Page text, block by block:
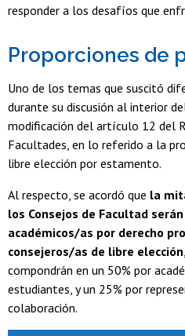
responder a los desafíos que
Proporciones de
Uno de los temas que suscitó
durante su discusión al interior
modificación del artículo 12 del
Facultades, en lo referido a la
libre elección por estamento.
Al respecto, se acordó que la
los Consejos de Facultad
académicos/as por derecho
consejeros/as de libre elección
compondrán en un 50% por
estudiantes, y un 25% por
colaboración.